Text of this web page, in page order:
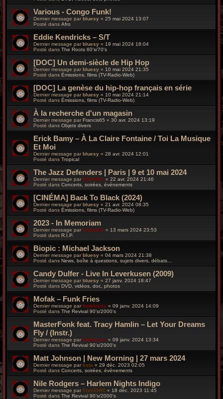
Various - Congo Funk!
Dernier message par bluesy « 25 mai 2024 13:07
Posté dans Afro
Eddie Kendricks – S/T
Dernier message parbluesy « 19 mai 2024 18:04
Posté dans The Roots 60's/70's
[DOC] Un demi-siècle de Hip Hop
Dernier message par bluesy « 10 mai 2024 21:35
Posté dans Émissions, films (TV-Radio-Web)
[DOC] La genèse du hip-hop français en série
Dernier message parbluesy « 10 mai 2024 21:14
Posté dans Émissions, films (TV-Radio-Web)
À la recherche d'un magasin
Dernier message par Francis65 « 30 avr. 2024 13:19
Posté dans Objets divers
Erick Bamy – À La Claire Fontaine / Toi La Musique
Et Moi
Dernier message par bluesy « 28 avr. 2024 12:01
Posté dans Tropical
The Jazz Defenders | Paris | 9 et 10 mai 2024
Dernier message par silverfox « 22 avr. 2024 21:46
Posté dans Concerts, soirées, événements
[CINÉMA] Back To Black (2024)
Dernier message parbluesy « 21 avr. 2024 08:35
Posté dans Émissions, films (TV-Radio-Web)
2023 - In Memoriam
Dernier message par silverfox « 13 mars 2024 23:53
Posté dans R.I.P.
Biopic : Michael Jackson
Dernier message parbluesy « 04 mars 2024 21:38
Posté dans News, boîte à questions, sujets divers, débats...
Candy Dulfer - Live In Leverkusen (2009)
Dernier message par bluesy « 27 janv. 2024 18:47
Posté dans DVD, vidéos, doc, photos
Mofak – Funk Fries
Dernier message parfunkiness « 09 janv. 2024 14:09
Posté dans The Revival 90’s/2000’s
MasterFonk feat. Tracy Hamlin – Let Your Dreams
Fly / (Instr.)
Dernier message par funkiness « 09 janv. 2024 13:34
Posté dans The Revival 90’s/2000’s
Matt Johnson | New Morning | 27 mars 2024
Dernier message parkata « 29 déc. 2023 02:05
Posté dans Concerts, soirées, événements
Nile Rodgers – Harlem Nights Indigo
Dernier message par FrenCHIC « 18 déc. 2023 11:45
Posté dans The Revival 90’s/2000’s